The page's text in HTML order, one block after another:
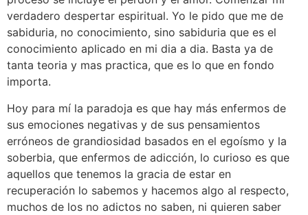
verdadero despertar espiritual. Yo le pido que me de
sabiduria, no conocimiento, sino sabiduria que es el
conocimiento aplicado en mi dia a dia. Basta ya de
tanta teoria y mas practica, que es lo que en fondo
importa.
Hoy para mí la paradoja es que hay más enfermos de
sus emociones negativas y de sus pensamientos
erróneos de grandiosidad basados en el egoísmo y la
soberbia, que enfermos de adicción, lo curioso es que
aquellos que tenemos la gracia de estar en
recuperación lo sabemos y hacemos algo al respecto,
muchos de los no adictos no saben, ni quieren saber